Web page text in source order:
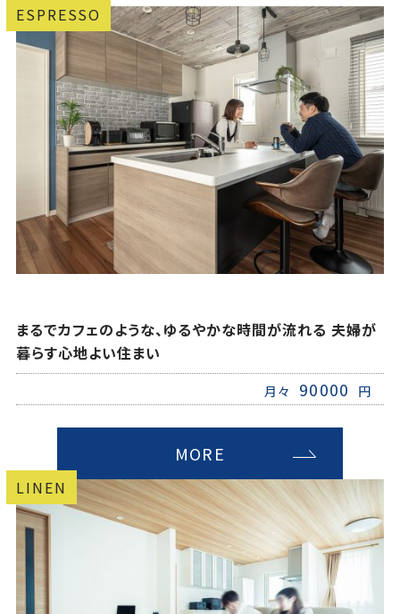
ESPRESSO
まるでカフェのような、ゆるやかな時間が流れる 夫婦が
暮らす心地よい住まい
月々 90000 円
MORE
LINEN